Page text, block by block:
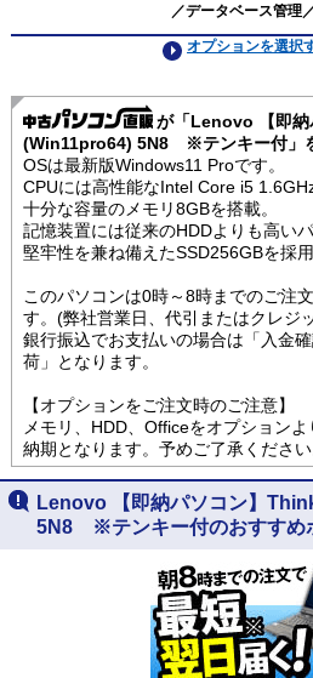
／データベース管
オプションを選択
が「Lenovo 【即
(Win11pro64) 5N8 ※テンキー付」
OSは最新版Windows11 Proです。
CPUには高性能なIntel Core i5 1.6GHz
十分な容量のメモリ8GBを搭載。
記憶装置には従来のHDDよりも高い
堅牢性を兼ね備えたSSD256GBを採用
このパソコンは0時～8時までのご注
す。(弊社営業日、代引またはクレジ
銀行振込でお支払いの場合は「入金
荷」となります。
【オプションをご注文時のご注意】
メモリ、HDD、Officeをオプション
納期となります。予めご了承ください
Lenovo 【即納パソコン】
5N8 ※テンキー付のおすすめ